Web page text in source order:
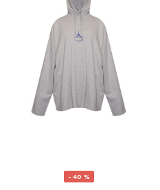
- 40 %